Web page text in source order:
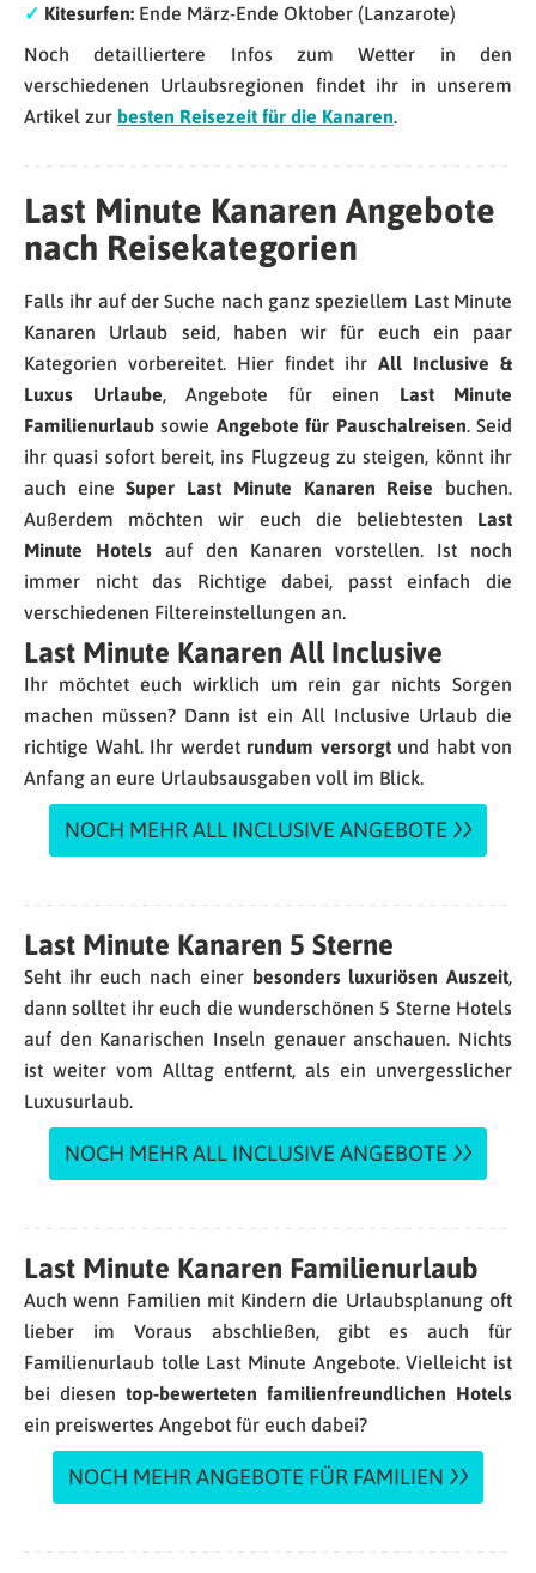
✓ Kitesurfen: Ende März-Ende Oktober (Lanzarote)
Noch detailliertere Infos zum Wetter in den
verschiedenen Urlaubsregionen findet ihr in unserem
Artikel zur besten Reisezeit für die Kanaren.
Last Minute Kanaren Angebote
nach Reisekategorien
Falls ihr auf der Suche nach ganz speziellem Last Minute
Kanaren Urlaub seid, haben wir für euch ein paar
Kategorien vorbereitet. Hier findet ihr All Inclusive &
Luxus Urlaube, Angebote für einen Last Minute
Familienurlaub sowie Angebote für Pauschalreisen. Seid
ihr quasi sofort bereit, ins Flugzeug zu steigen, könnt ihr
auch eineSuper Last Minute Kanaren Reise buchen.
Außerdem möchten wir euch die beliebtesten Last
Minute Hotelsauf den Kanaren vorstellen. Ist noch
immer nicht das Richtige dabei, passt einfach die
verschiedenen Filtereinstellungen an.
Last Minute Kanaren All Inclusive
Ihr möchtet euch wirklich um rein gar nichts Sorgen
machen müssen? Dann ist ein All Inclusive Urlaub die
richtige Wahl. Ihr werdet rundum versorgtund habt von
Anfang an eure Urlaubsausgaben voll im Blick.
NOCH MEHR ALL INCLUSIVE ANGEBOTE
Last Minute Kanaren 5 Sterne
Seht ihr euch nach einer besonders luxuriösen Auszeit,
dann solltet ihr euch die wunderschönen 5 Sterne Hotels
auf den Kanarischen Inseln genauer anschauen. Nichts
ist weiter vom Alltag entfernt, als ein unvergesslicher
Luxusurlaub.
NOCH MEHR ALL INCLUSIVE ANGEBOTE
Last Minute Kanaren Familienurlaub
Auch wenn Familien mit Kindern die Urlaubsplanung oft
lieber im Voraus abschließen, gibt es auch für
Familienurlaub tolle Last Minute Angebote. Vielleicht ist
bei diesen top-bewerteten familienfreundlichen Hotels
ein preiswertes Angebot für euch dabei?
NOCH MEHR ANGEBOTE FÜR FAMILIEN